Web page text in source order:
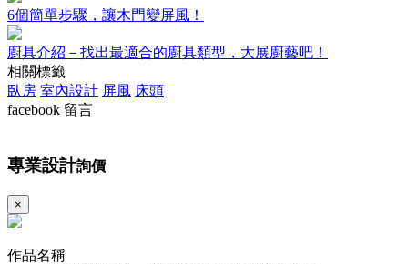
6個簡單步驟，讓木門變屏風！
廚具介紹－找出最適合的廚具類型，大展廚藝吧！
相關標籤
臥房 室內設計 屏風 床頭
facebook 留言
專業設計詢價
×
作品名稱